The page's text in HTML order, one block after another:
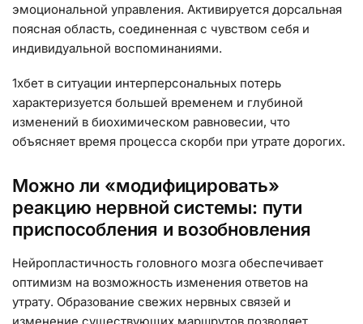
эмоциональной управления. Активируется дорсальная
поясная область, соединенная с чувством себя и
индивидуальной воспоминаниями.
1хбет в ситуации интерперсональных потерь
характеризуется большей временем и глубиной
изменений в биохимическом равновесии, что
объясняет время процесса скорби при утрате дорогих.
Можно ли «модифицировать»
реакцию нервной системы: пути
приспособления и возобновления
Нейропластичность головного мозга обеспечивает
оптимизм на возможность изменения ответов на
утрату. Образование свежих нервных связей и